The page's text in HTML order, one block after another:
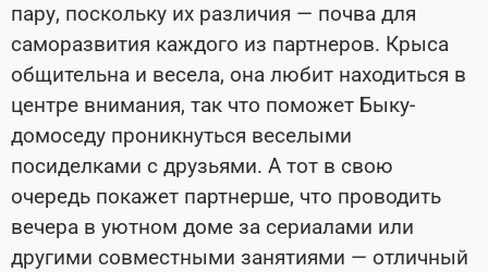
пару, поскольку их различия — почва для
саморазвития каждого из партнеров. Крыса
общительна и весела, она любит находиться в
центре внимания, так что поможет Быку-
домоседу проникнуться веселыми
посиделками с друзьями. А тот в свою
очередь покажет партнерше, что проводить
вечера в уютном доме за сериалами или
другими совместными занятиями — отличный